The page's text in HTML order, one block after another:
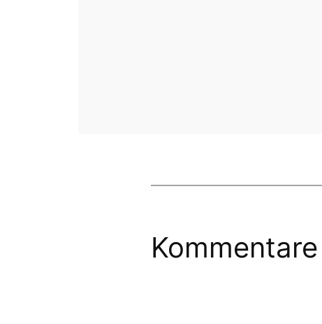
Kommentare